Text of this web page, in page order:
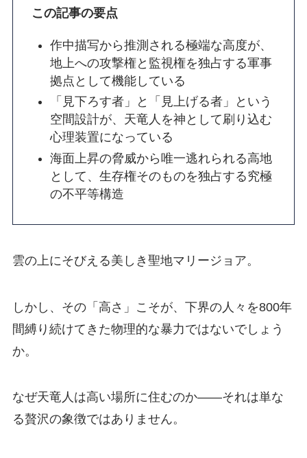
この記事の要点
作中描写から推測される極端な高度が、
地上への攻撃権と監視権を独占する軍事
拠点として機能している
「見下ろす者」と「見上げる者」という
空間設計が、天竜人を神として刷り込む
心理装置になっている
海面上昇の脅威から唯一逃れられる高地
として、生存権そのものを独占する究極
の不平等構造
雲の上にそびえる美しき聖地マリージョア。
しかし、その「高さ」こそが、下界の人々を800年
間縛り続けてきた物理的な暴力ではないでしょう
か。
なぜ天竜人は高い場所に住むのか――それは単な
る贅沢の象徴ではありません。